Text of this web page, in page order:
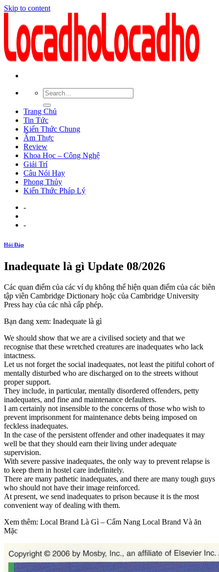
Skip to content
Trang Chủ
Tin Tức
Kiến Thức Chung
Ẩm Thực
Review
Khoa Học – Công Nghệ
Giải Trí
Câu Nói Hay
Phong Thủy
Kiến Thức Pháp Lý
-
-
Hỏi Đáp
Inadequate là gì Update 08/2026
Các quan điểm của các ví dụ không thể hiện quan điểm của các biên
tập viên Cambridge Dictionary hoặc của Cambridge University
Press hay của các nhà cấp phép.
Bạn đang xem: Inadequate là gì
We should show that we are a civilised society and that we
recognise that these wretched creatures are inadequates who lack
intactness.
Let us not forget the social inadequates, not least the pitiful cohort of
mentally disturbed who are discharged on to the streets without
proper support.
They include, in particular, mentally disordered offenders, petty
inadequates, and fine and maintenance defaulters.
I am certainly not insensible to the concerns of those who wish to
prevent imprisonment for maintenance debts being imposed on
feckless inadequates.
In the case of the persistent offender and other inadequates it may
well be that they should earn their living under adequate
supervision.
With severe passive inadequates, the only way to prevent relapse is
to keep them in hostel care indefinitely.
There are many pathetic inadequates, and there are many tough guys
who should not have their image reinforced.
At present, we send inadequates to prison because it is the most
convenient way of dealing with them.
Xem thêm: Local Brand Là Gì – Cẩm Nang Local Brand Và ăn
Mặc